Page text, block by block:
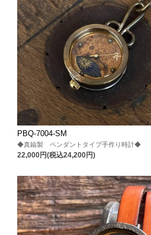
PBQ-7004-SM
◆真鍮製 ペンダントタイプ手作り時計◆
22,000円(税込24,200円)